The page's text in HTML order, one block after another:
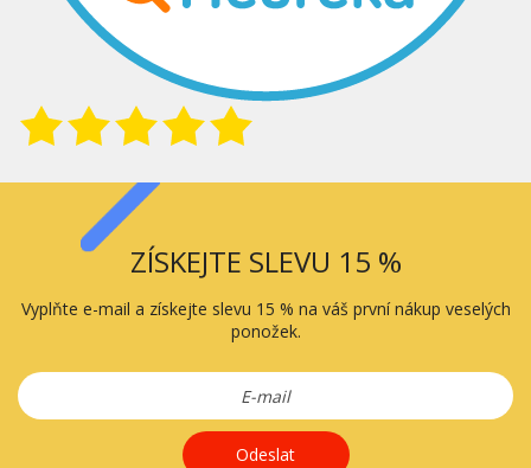
ZÍSKEJTE SLEVU 15 %
Vyplňte e-mail a získejte slevu 15 % na váš první nákup veselých
ponožek.
Odeslat